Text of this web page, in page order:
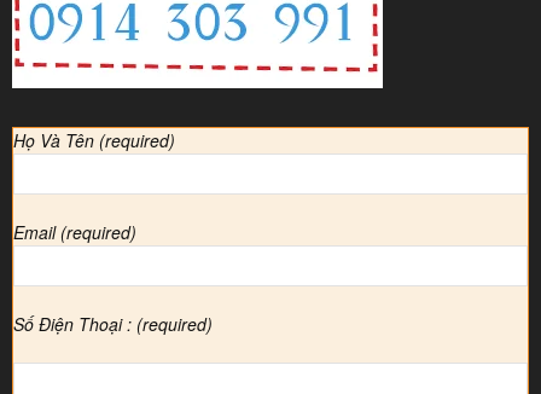
Họ Và Tên (required)
Email (required)
Số Điện Thoại : (required)